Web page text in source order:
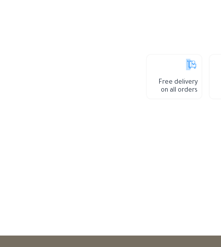
Free delivery
on all orders